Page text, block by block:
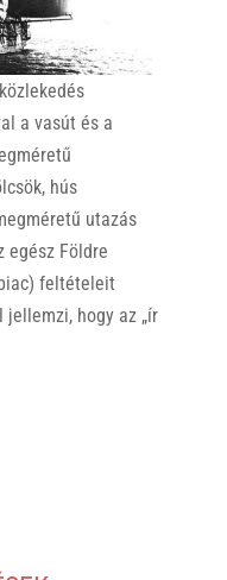
a vasút és a
hús
utazás
egész Földre
feltételeit
hogy az „ír